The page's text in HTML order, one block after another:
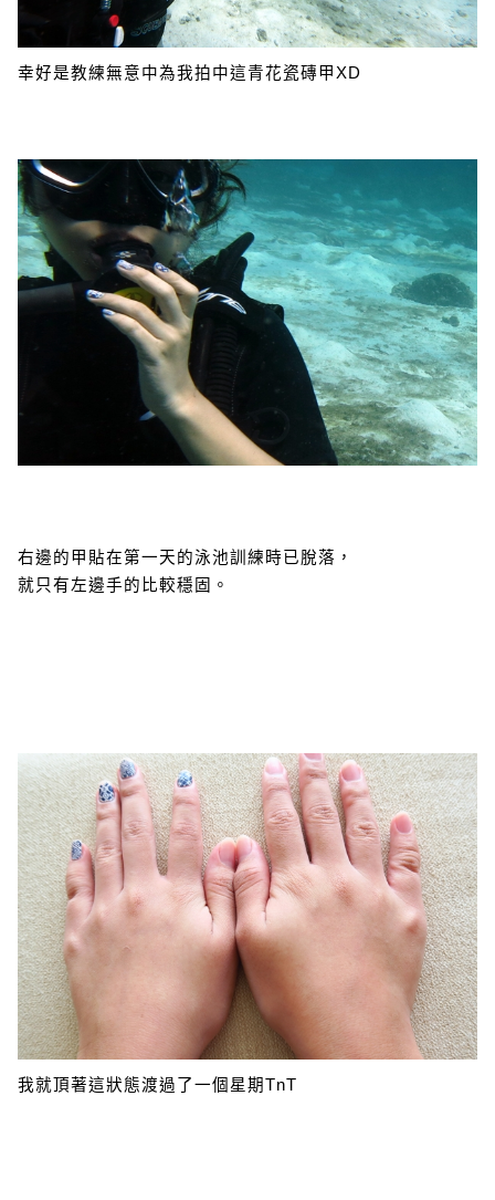
幸好是教練無意中為我拍中這青花瓷磚甲XD
右邊的甲貼在第一天的泳池訓練時已脫落，
就只有左邊手的比較穩固。
我就頂著這狀態渡過了一個星期TnT